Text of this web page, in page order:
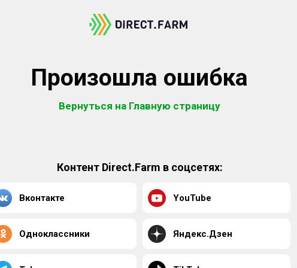
Произошла ошибка
Вернуться на Главную страницу
Контент Direct.Farm в соцсетях:
Вконтакте YouTube
Одноклассники Яндекс.Дзен